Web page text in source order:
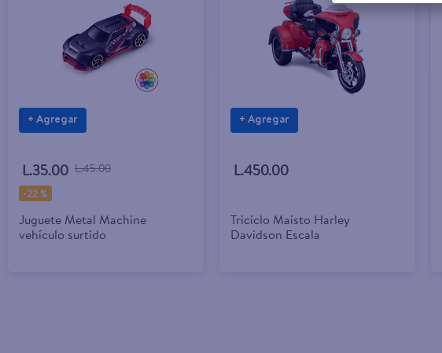
+ Agregar
L.35.00 L.45.00
-22 %
Juguete Metal Machine
vehículo surtido
+ Agregar
L.450.00
Triciclo Maisto Harley
Davidson Escala